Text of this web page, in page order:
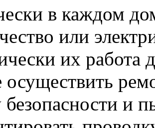
в каждом
или
их работа
осуществить
безопасности и